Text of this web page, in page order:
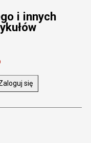
i innych
się